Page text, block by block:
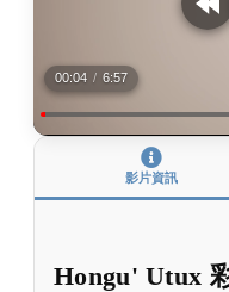
00:04 / 6:57
影片資訊
Hongu' Utux